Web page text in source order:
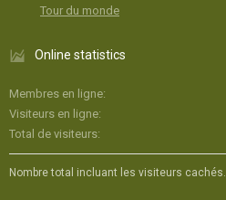
Tour du monde
Online statistics
Membres en ligne
Visiteurs en ligne
Total de visiteurs
Nombre total incluant les visiteurs cachés.